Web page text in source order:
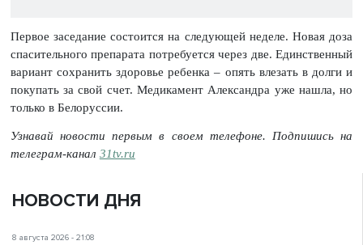
Первое заседание состоится на следующей неделе. Новая доза
спасительного препарата потребуется через две. Единственный
вариант сохранить здоровье ребенка – опять влезать в долги и
покупать за свой счет. Медикамент Александра уже нашла, но
только в Белоруссии.
Узнавай новости первым в своем телефоне. Подпишись на
телеграм-канал 31tv.ru
НОВОСТИ ДНЯ
8 августа 2026 - 21:08